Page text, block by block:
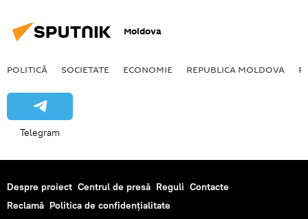
Moldova
POLITICĂ SOCIETATE ECONOMIE REPUBLICA MOLDOVA
Telegram
Despre proiect Centrul de presă Reguli Contacte
Reclamă Politica de confidențialitate